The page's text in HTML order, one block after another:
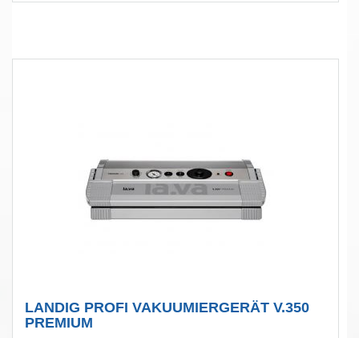
LANDIG PROFI VAKUUMIERGERÄT V.350
PREMIUM